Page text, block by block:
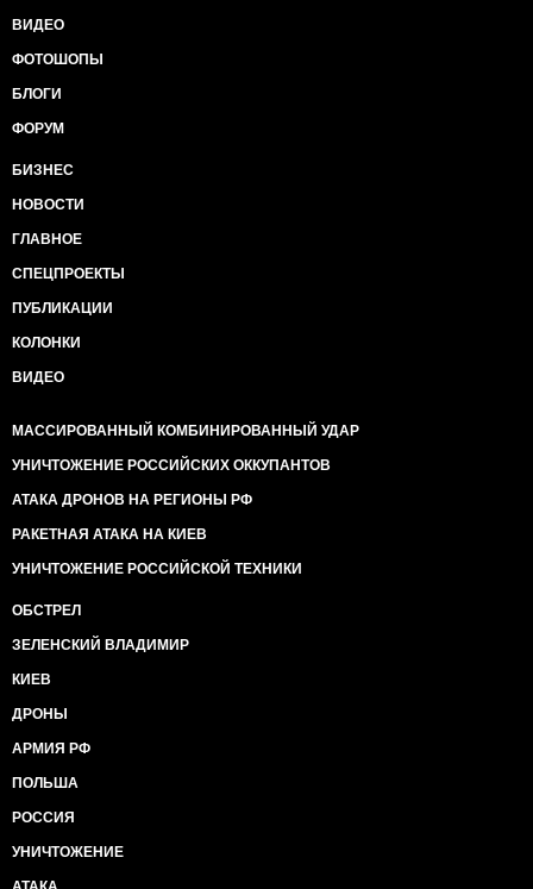
ВИДЕО
ФОТОШОПЫ
БЛОГИ
ФОРУМ
БИЗНЕС
НОВОСТИ
ГЛАВНОЕ
СПЕЦПРОЕКТЫ
ПУБЛИКАЦИИ
КОЛОНКИ
ВИДЕО
МАССИРОВАННЫЙ КОМБИНИРОВАННЫЙ УДАР
УНИЧТОЖЕНИЕ РОССИЙСКИХ ОККУПАНТОВ
АТАКА ДРОНОВ НА РЕГИОНЫ РФ
РАКЕТНАЯ АТАКА НА КИЕВ
УНИЧТОЖЕНИЕ РОССИЙСКОЙ ТЕХНИКИ
ОБСТРЕЛ
ЗЕЛЕНСКИЙ ВЛАДИМИР
КИЕВ
ДРОНЫ
АРМИЯ РФ
ПОЛЬША
РОССИЯ
УНИЧТОЖЕНИЕ